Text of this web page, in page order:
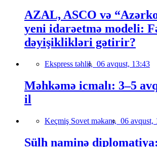
AZAL, ASCO və
yeni idarəetmə modeli:
dəyişiklikləri gətirir?
Ekspress təhlil, 06 avqust, 13:43
Məhkəmə icmalı: 3–5
il
Keçmiş Sovet məkanı, 06 avqust,
Sülh naminə